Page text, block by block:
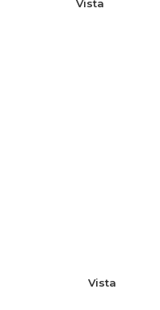
Vista
Vista